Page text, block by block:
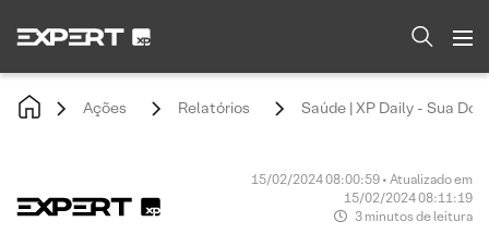
Ações Relatórios Saúde | XP Daily - Sua
15/02/2024 08:00:59 • Atualizado em
15/02/2024 08:11:19
3 minutos de leitura